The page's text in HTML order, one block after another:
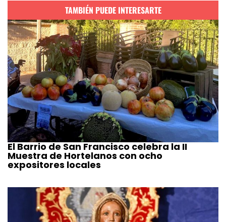
TAMBIÉN PUEDE INTERESARTE
El Barrio de San Francisco celebra la II
Muestra de Hortelanos con ocho
expositores locales